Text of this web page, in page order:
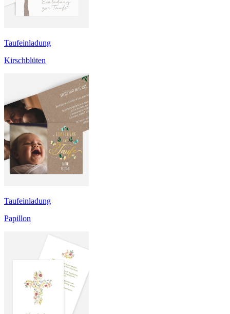
Taufeinladung
Kirschblüten
Taufeinladung
Papillon